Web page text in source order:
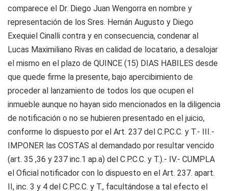
comparece el Dr. Diego Juan Wengorra en nombre y
representación de los Sres. Hernán Augusto y Diego
Exequiel Cinalli contra y en consecuencia, condenar al
Lucas Maximiliano Rivas en calidad de locatario, a desalojar
el mismo en el plazo de QUINCE (15) DIAS HABILES desde
que quede firme la presente, bajo apercibimiento de
proceder al lanzamiento de todos los que ocupen el
inmueble aunque no hayan sido mencionados en la diligencia
de notificación o no se hubieren presentado en el juicio,
conforme lo dispuesto por el Art. 237 del C.P.C.C. y T.- III.-
IMPONER las COSTAS al demandado por resultar vencido
(art. 35 ,36 y 237 inc.1 ap.a) del C.P.C.C. y T.).- IV.- CUMPLA
el Oficial notificador con lo dispuesto en el Art. 237. apart.
II, inc. 3 y 4 del C.P.C.C. y T., facultándose a tal efecto el